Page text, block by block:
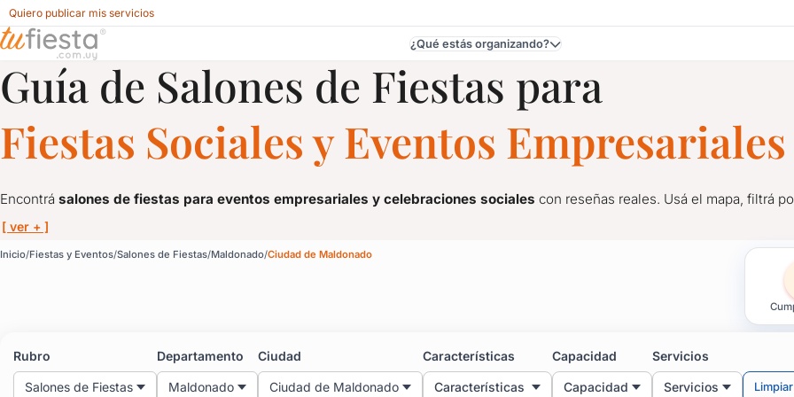
Quiero publicar mis servicios
Salones de Fiestas para Fiestas y Eventos en Ciudad de Maldonado, Maldonado
¿Qué estás organizando?
Guía de Salones de Fiestas para
Fiestas Sociales y Eventos Empresariales
Encontrá salones de fiestas para eventos empresariales y celebraciones sociales con reseñas reales. Usá el mapa, filtrá
[ ver + ]
Inicio Fiestas y Eventos Salones de Fiestas Maldonado Ciudad de Maldonado
Rubro
Salones de Fiestas
Departamento
Maldonado
Ciudad
Ciudad de Maldonado
Características
Características
Capacidad
Capacidad
Servicios
Servicios Limpiar
Salones de Fiestas para Fiestas y Eventos en
con reseñas reales. Usá el mapa, filtrá
mapa interactivo para ubicar salones de fiestas cerca de tu ubicación
, explorar distintas zonas y elegir el lugar que